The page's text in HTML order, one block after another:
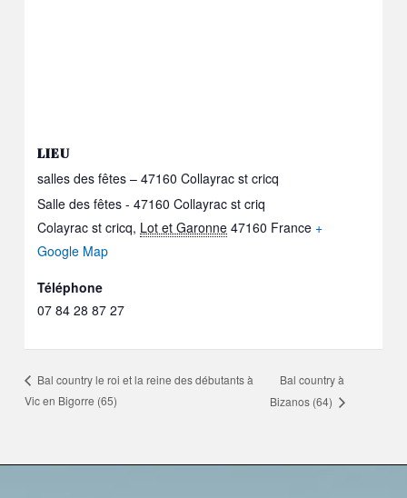
LIEU
salles des fêtes – 47160 Collayrac st cricq
Salle des fêtes - 47160 Collayrac st criq
Colayrac st cricq, Lot et Garonne 47160 France +
Google Map
Téléphone
07 84 28 87 27
Bal country le roi et la reine des débutants à
Vic en Bigorre (65)
Bal country à
Bizanos (64)